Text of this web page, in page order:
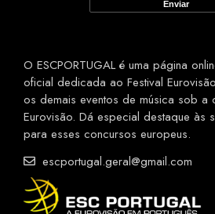
O ESCPORTUGAL é uma página
oficial dedicada ao Festival
os demais eventos de música sob a
Eurovisão. Dá especial destaque às
para esses concursos europeus.
escportugal.geral@gmail.com